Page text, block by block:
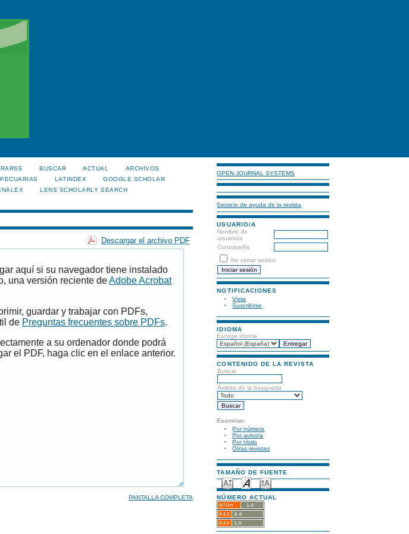
OPEN JOURNAL SYSTEMS
Servicio de ayuda de la revista
USUARIO/A
Nombre de
usuario/a
Contraseña
No cerrar sesión
NOTIFICACIONES
Vista
Suscribirse
IDIOMA
Escoge idioma
CONTENIDO DE LA REVISTA
Buscar
Ámbito de la búsqueda
Examinar
Por número
Por autor/a
Por título
Otras revistas
TAMAÑO DE FUENTE
NÚMERO ACTUAL
BUSCAR ACTUAL
ARCHIVOS
LATINDEX
GOOGLE SCHOLAR
LENS SCHOLARLY SEARCH
Descargar el archivo PDF
aquí si su navegador tiene instalado
una versión reciente deAdobe Acrobat
guardar y trabajar con PDFs,
de Preguntas frecuentes sobre PDFs.
a su ordenador donde podrá
el PDF, haga clic en el enlace anterior.
PANTALLA COMPLETA